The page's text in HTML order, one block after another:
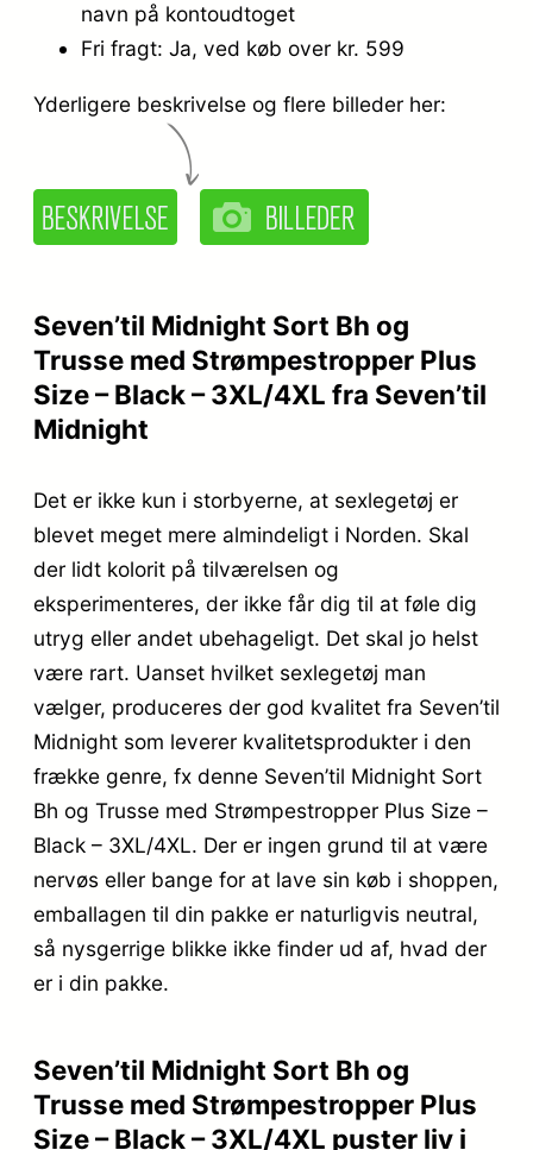
navn på kontoudtoget
Fri fragt: Ja, ved køb over kr. 599
Yderligere beskrivelse og flere billeder her:
Seven’til Midnight Sort Bh og
Trusse med Strømpestropper Plus
Size – Black – 3XL/4XL fra Seven’til
Midnight
Det er ikke kun i storbyerne, at sexlegetøj er
blevet meget mere almindeligt i Norden. Skal
der lidt kolorit på tilværelsen og
eksperimenteres, der ikke får dig til at føle dig
utryg eller andet ubehageligt. Det skal jo helst
være rart. Uanset hvilket sexlegetøj man
vælger, produceres der god kvalitet fra Seven’til
Midnight som leverer kvalitetsprodukter i den
frække genre, fx denne Seven’til Midnight Sort
Bh og Trusse med Strømpestropper Plus Size –
Black – 3XL/4XL. Der er ingen grund til at være
nervøs eller bange for at lave sin køb i shoppen,
emballagen til din pakke er naturligvis neutral,
så nysgerrige blikke ikke finder ud af, hvad der
er i din pakke.
Seven’til Midnight Sort Bh og
Trusse med Strømpestropper Plus
Size – Black – 3XL/4XL puster liv i